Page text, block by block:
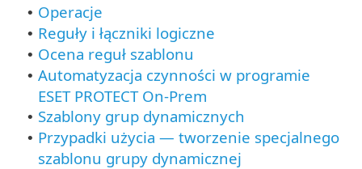
• Operacje
• Reguły i łączniki logiczne
• Ocena reguł szablonu
• Automatyzacja czynności w programie
ESET PROTECT On-Prem
• Szablony grup dynamicznych
• Przypadki użycia — tworzenie specjalnego
szablonu grupy dynamicznej